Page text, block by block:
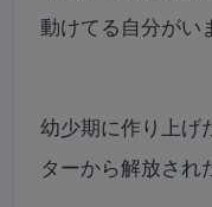
動けてる自分がい
幼少期に作り上げ
ターから解放され